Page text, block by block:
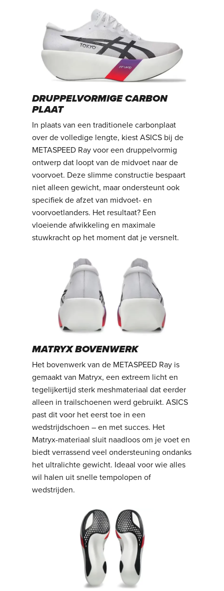
DRUPPELVORMIGE CARBON
PLAAT
In plaats van een traditionele carbonplaat
over de volledige lengte, kiest ASICS bij de
METASPEED Ray voor een druppelvormig
ontwerp dat loopt van de midvoet naar de
voorvoet. Deze slimme constructie bespaart
niet alleen gewicht, maar ondersteunt ook
specifiek de afzet van midvoet- en
voorvoetlanders. Het resultaat? Een
vloeiende afwikkeling en maximale
stuwkracht op het moment dat je versnelt.
MATRYX BOVENWERK
Het bovenwerk van de METASPEED Ray is
gemaakt van Matryx, een extreem licht en
tegelijkertijd sterk meshmateriaal dat eerder
alleen in trailschoenen werd gebruikt. ASICS
past dit voor het eerst toe in een
wedstrijdschoen – en met succes. Het
Matryx-materiaal sluit naadloos om je voet en
biedt verrassend veel ondersteuning ondanks
het ultralichte gewicht. Ideaal voor wie alles
wil halen uit snelle tempolopen of
wedstrijden.